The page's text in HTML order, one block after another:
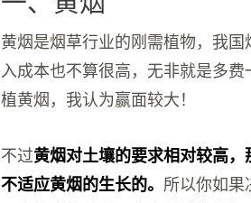
黄烟是烟草行业的刚需植物，我
入成本也不算很高，无非就是多
植黄烟，我认为赢面较大！
不过黄烟对土壤的要求相对较高
不适应黄烟的生长的。 所以你如果